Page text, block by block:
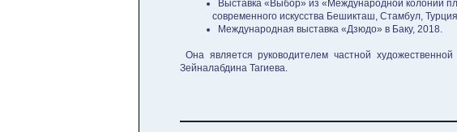
Выставка «Выбор» из «Международной колонии
современного искусства Бешикташ, Стамбул,
Международная выставка «Дзюдо» в Баку, 2018.
Она является руководителем частной
Зейналабдина Тагиева.